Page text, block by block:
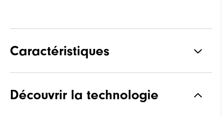
Caractéristiques
Découvrir la technologie